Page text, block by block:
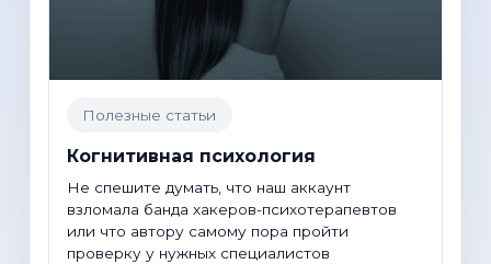
Полезные статьи
Когнитивная психология
Не спешите думать, что наш аккаунт
взломала банда хакеров-психотерапевтов
или что автору самому пора пройти
проверку у нужных специалистов